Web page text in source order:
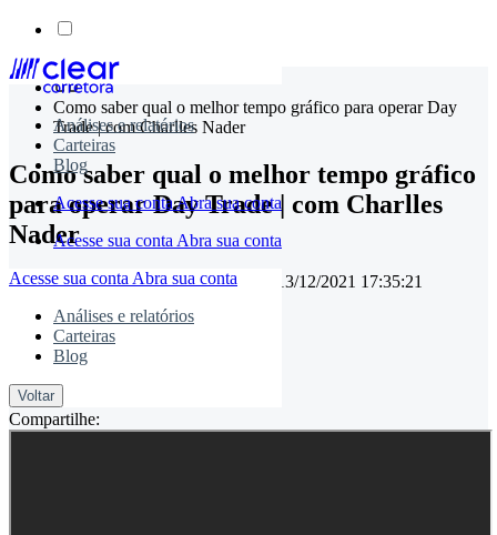
Skip
content
Análises e relatórios
Carteiras
Blog
Acesse sua contaAbra sua conta
Acesse sua conta Abra sua conta
Acesse sua conta Abra sua conta
Análises e relatórios
Carteiras
Blog
Voltar
Como saber qual o melhor tempo gráfico para operar Day
Trade | com Charlles Nader
Como saber qual o melhor tempo gráfico
para operar Day Trade | com Charlles
Nader
17/05/2019 00:00:00• Atualizado em 13/12/2021 17:35:21
Compartilhe: